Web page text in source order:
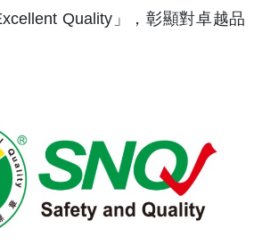
Quality」，彰顯對卓越品